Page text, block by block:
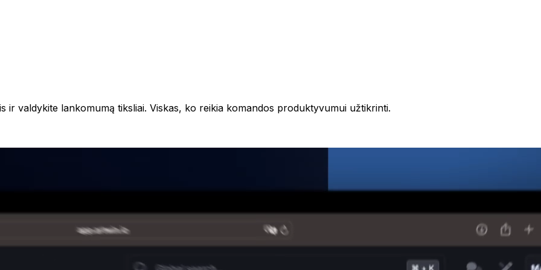
– kėbulų remontas ir aukštos kokybės dažymas
ir valdykite lankomumą tiksliai. Viskas, ko reikia komandos produktyvumui užtikrinti.